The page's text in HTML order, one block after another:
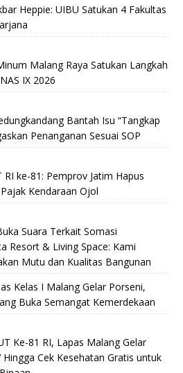
Heppie: UIBU Satukan 4 Fakultas
Malang Raya Satukan Langkah
IX 2026
Bantah Isu “Tangkap
Penanganan Sesuai SOP
RI ke-81: Pemprov Jatim Hapus
Kendaraan Ojol
Suara Terkait Somasi
Resort & Living Space: Kami
Mutu dan Kualitas Bangunan
Kelas I Malang Gelar Porseni,
Buka Semangat Kemerdekaan
Ke-81 RI, Lapas Malang Gelar
Hingga Cek Kesehatan Gratis untuk